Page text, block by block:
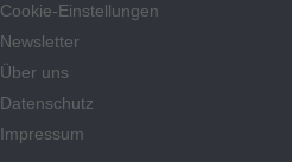
Cookie-Einstellungen
Newsletter
Über uns
Datenschutz
Impressum